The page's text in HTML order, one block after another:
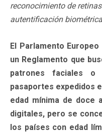
reconocimiento de
autentificación
El Parlamento
un Reglamento que
patrones faciales o
pasaportes expedidos
edad mínima de doce
digitales, pero se
los países con edad